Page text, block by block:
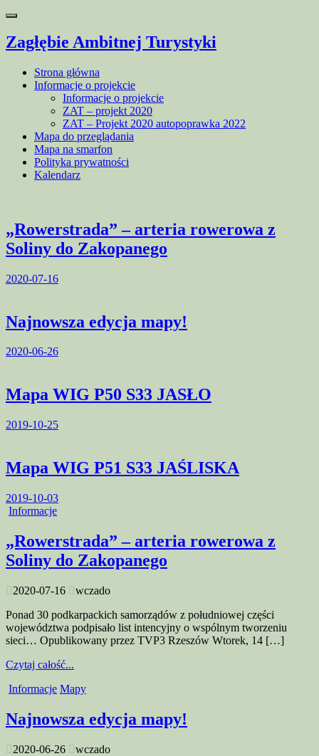
Toggle
Zagłębie Ambitnej Turystyki
Strona główna
Informacje o projekcie
Informacje o projekcie
ZAT – projekt 2020
ZAT – Projekt 2020 autopoprawka 2022
Mapa do przeglądania
Mapa na smarfon
Polityka prywatności
Kalendarz
„Rowerstrada” – arteria rowerowa z
Soliny do Zakopanego
2020-07-16
Najnowsza edycja mapy!
2020-06-26
Mapa WIG P50 S33 JASŁO
2019-10-25
Mapa WIG P51 S33 JAŚLISKA
2019-10-03
Informacje
„Rowerstrada” – arteria rowerowa z
Soliny do Zakopanego
2020-07-16
wczado
Ponad 30 podkarpackich samorządów z południowej części
województwa podpisało list intencyjny o wspólnym tworzeniu
sieci… Opublikowany przez TVP3 Rzeszów Wtorek, 14 […]
Czytaj całość...
Informacje Mapy
Najnowsza edycja mapy!
2020-06-26
wczado